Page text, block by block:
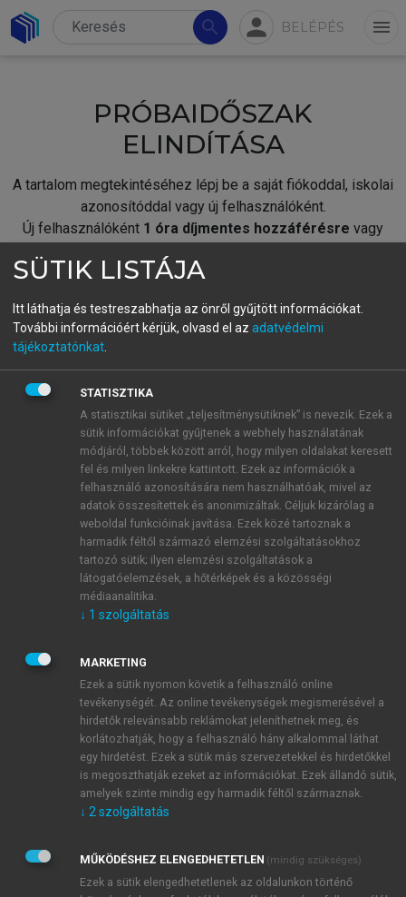
search person BELÉPÉS menu
PRÓBAIDŐSZAK
ELINDÍTÁSA
A tartalom megtekintéséhez lépj be a saját fiókoddal, iskolai
azonosítóddal vagy új felhasználóként.
Új felhasználóként 1 óra díjmentes hozzáférésre vagy
fiókoddal,vagy hozz létre új fiókot.
A regisztráció után apróbaidőszakautomatikusan
BELÉPÉS SAJÁT FIÓKKAL
ÚJ FIÓK LÉTREHOZÁSA
1 óra díjmentes hozzáférés
E-MAIL-CÍM
JELSZÓ
JELSZÓ ÚJRA
Kérek értesítést a MeRSZ újdonságairól, akcióiról.
Kérek értesítést az Akadémiai Kiadó Zrt. újdonságairól,
Adatkezelési tájékoztatóbanfoglaltakat tudomásul
veszem és elfogadom.
SÜTIK LISTÁJA
Itt láthatja és testreszabhatja az önről gyűjtött információkat.
További információért kérjük, olvasd el az adatvédelmi
tájékoztatónkat
STATISZTIKA
A statisztikai sütiket „teljesítménysütiknek” is nevezik. Ezek a
sütik információkat gyűjtenek a webhely használatának
módjáról, többek között arról, hogy milyen oldalakat keresett
fel és milyen linkekre kattintott. Ezek az információk a
felhasználó azonosítására nem használhatóak, mivel az
adatok összesítettek és anonimizáltak. Céljuk kizárólag a
weboldal funkcióinak javítása. Ezek közé tartoznak a
harmadik féltől származó elemzési szolgáltatásokhoz
tartozó sütik; ilyen elemzési szolgáltatások a
látogatóelemzések, a hőtérképek és a közösségi
médiaanalitika.
↓ 1 szolgáltatás
MARKETING
Ezek a sütik nyomon követik a felhasználó online
tevékenységét. Az online tevékenységek megismerésével a
hirdetők relevánsabb reklámokat jeleníthetnek meg, és
korlátozhatják, hogy a felhasználó hány alkalommal láthat
egy hirdetést. Ezek a sütik más szervezetekkel és hirdetőkkel
is megoszthatják ezeket az információkat. Ezek állandó sütik,
amelyek szinte mindig egy harmadik féltől származnak.
↓ 2 szolgáltatás
MŰKÖDÉSHEZ ELENGEDHETETLEN (mindig szükséges)
Ezek a sütik elengedhetetlenek az oldalunkon történő